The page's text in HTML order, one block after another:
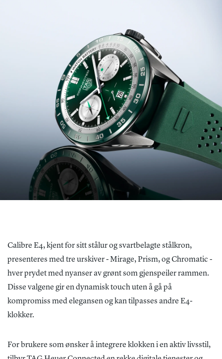
Calibre E4, kjent for sitt stålur og svartbelagte stålkron,
presenteres med tre urskiver - Mirage, Prism, og Chromatic -
hver prydet med nyanser av grønt som gjenspeiler rammen.
Disse valgene gir en dynamisk touch uten å gå på
kompromiss med elegansen og kan tilpasses andre E4-
klokker.
For brukere som ønsker å integrere klokken i en aktiv livsstil,